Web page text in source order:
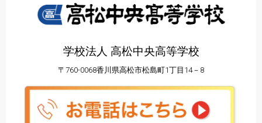
学校法人 高松中央高等学校
〒760-0068香川県高松市松島町1丁目14－8